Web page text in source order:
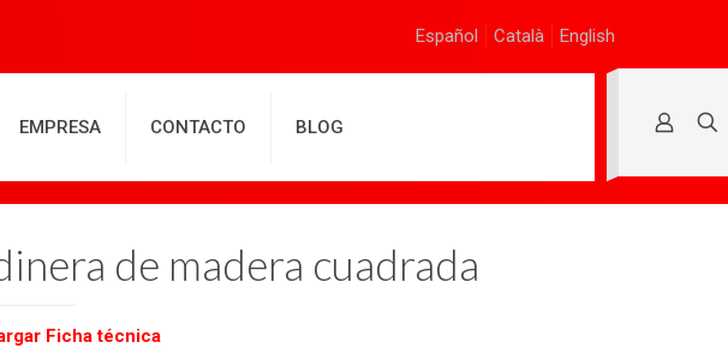
Español Català English
EMPRESA CONTACTO BLOG
de madera cuadrada
Ficha técnica